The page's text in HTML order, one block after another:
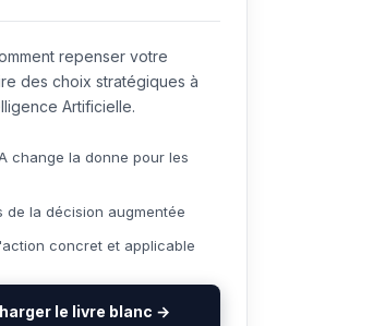
repenser votre
des choix stratégiques à
Artificielle.
change la donne pour les
de la décision augmentée
concret et applicable
le livre blanc →